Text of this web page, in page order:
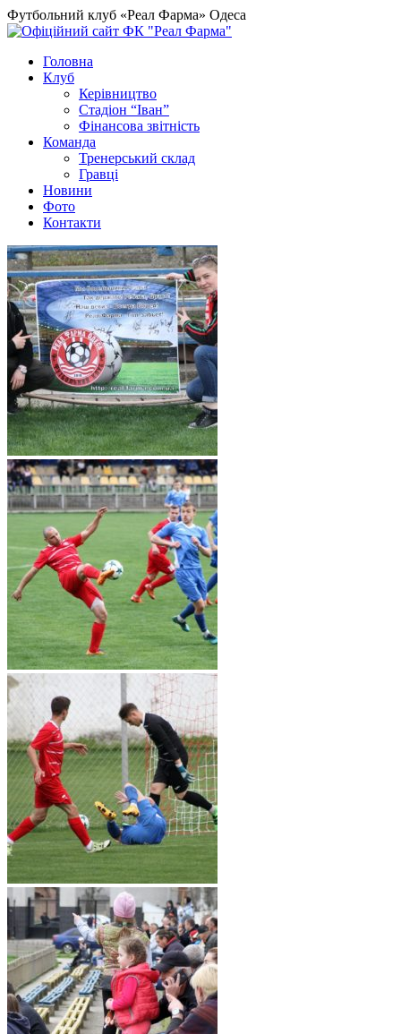
Футбольний клуб «Реал Фарма» Одеса
Головна
Клуб
Керівництво
Стадіон “Іван”
Фінансова звітність
Команда
Тренерський склад
Гравці
Новини
Фото
Контакти